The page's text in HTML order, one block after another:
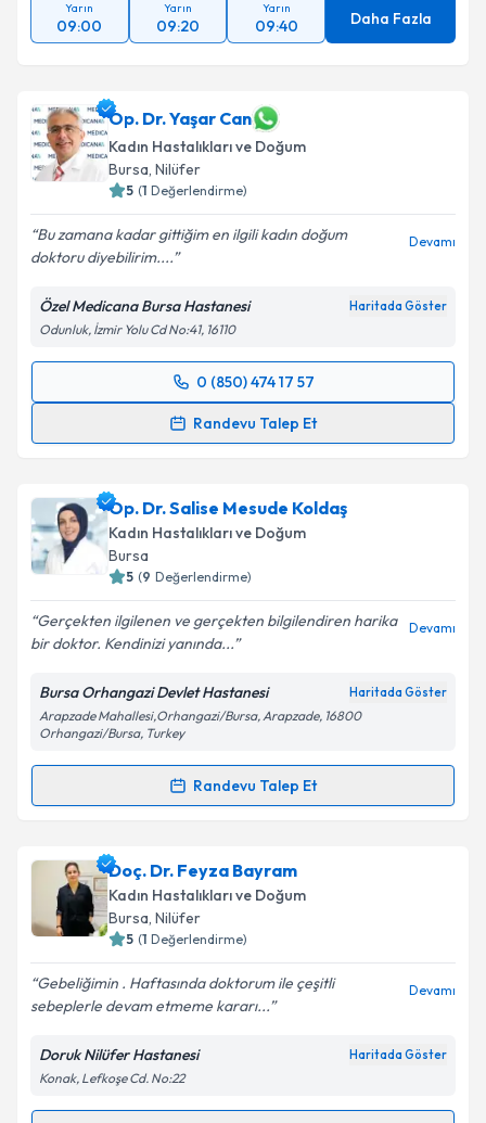
Yarın
09:00
Yarın
09:20
Yarın
09:40 Daha Fazla
Op. Dr. Yaşar Can
Kadın Hastalıkları ve Doğum
Bursa, Nilüfer
5 (1 Değerlendirme)
Bu zamana kadar gittiğim en ilgili kadın doğum
doktoru diyebilirim....
Devamı
Özel Medicana Bursa Hastanesi Haritada Göster
Odunluk, İzmir Yolu Cd No:41, 16110
0 (850) 474 17 57
Randevu Talep Et
Randevu Takvimi Talebi
takvim hazırlandığında e-posta ile bilgilendireceğiz.
E-posta Adresiniz
Kişisel verilerimin işlenmesine ilişkin
kapsamda işlenmesini kabul ediyorum.
Takvim Talebini Gönder
Op. Dr. Salise Mesude Koldaş
Kadın Hastalıkları ve Doğum
Bursa
5 (9 Değerlendirme)
Gerçekten ilgilenen ve gerçekten bilgilendiren harika
bir doktor. Kendinizi yanında...
Devamı
Bursa Orhangazi Devlet Hastanesi Haritada Göster
Arapzade Mahallesi,Orhangazi/Bursa, Arapzade, 16800
Orhangazi/Bursa, Turkey
Randevu Talep Et
Randevu Takvimi Talebi
Op. Dr. Salise Mesude Koldaşiçin randevu takvimi
talebi oluşturun. Size bu uzmandan randevu almanız
için bir takvim hazırlandığında e-posta ile
bilgilendireceğiz.
E-posta Adresiniz
Kişisel verilerimin işlenmesine ilişkin
Metni'ni okudum ve kişisel verilerimin belirtilen
Doç. Dr. Feyza Bayram
Kadın Hastalıkları ve Doğum
Bursa, Nilüfer
5 (1 Değerlendirme)
Gebeliğimin . Haftasında doktorum ile çeşitli
sebeplerle devam etmeme kararı...
Devamı
Doruk Nilüfer Hastanesi Haritada Göster
Konak, Lefkoşe Cd. No:22